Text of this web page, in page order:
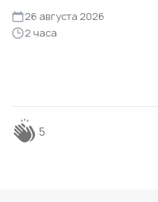
26 августа 2026
2 часа
5